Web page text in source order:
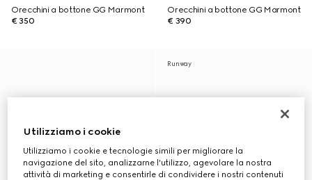
Orecchini a bottone GG Marmont
€ 350
Orecchini a bottone GG Marmont
€ 390
Runway
Utilizziamo i cookie
Utilizziamo i cookie e tecnologie simili per migliorare la
navigazione del sito, analizzarne l'utilizzo, agevolare la nostra
attività di marketing e consentirle di condividere i nostri contenuti